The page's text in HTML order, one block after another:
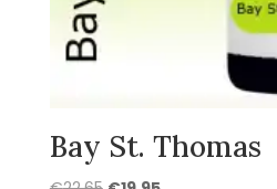
Bay St. Thomas